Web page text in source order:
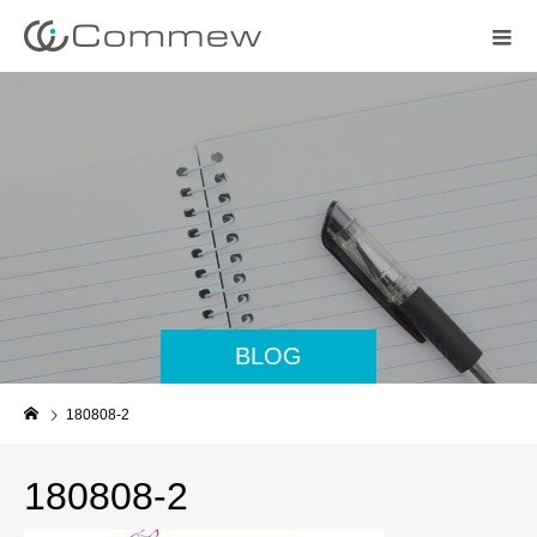
BLOG
180808-2
180808-2